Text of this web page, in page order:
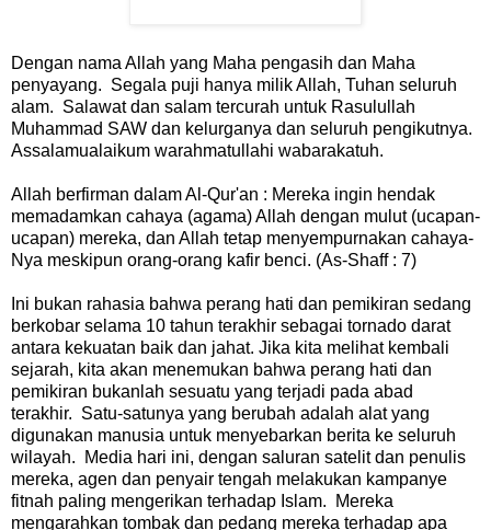
Dengan nama Allah yang Maha pengasih dan Maha
penyayang. Segala puji hanya milik Allah, Tuhan seluruh
alam. Salawat dan salam tercurah untuk Rasulullah
Muhammad SAW dan kelurganya dan seluruh pengikutnya.
Assalamualaikum warahmatullahi wabarakatuh.
Allah berfirman dalam Al-Qur'an : Mereka ingin hendak
memadamkan cahaya (agama) Allah dengan mulut (ucapan-
ucapan) mereka, dan Allah tetap menyempurnakan cahaya-
Nya meskipun orang-orang kafir benci. (As-Shaff : 7)
Ini bukan rahasia bahwa perang hati dan pemikiran sedang
berkobar selama 10 tahun terakhir sebagai tornado darat
antara kekuatan baik dan jahat. Jika kita melihat kembali
sejarah, kita akan menemukan bahwa perang hati dan
pemikiran bukanlah sesuatu yang terjadi pada abad
terakhir. Satu-satunya yang berubah adalah alat yang
digunakan manusia untuk menyebarkan berita ke seluruh
wilayah. Media hari ini, dengan saluran satelit dan penulis
mereka, agen dan penyair tengah melakukan kampanye
fitnah paling mengerikan terhadap Islam. Mereka
mengarahkan tombak dan pedang mereka terhadap apa